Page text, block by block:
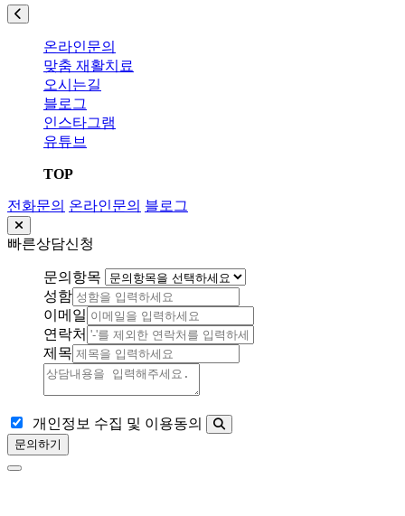
온라인문의
맞춤 재활치료
오시는길
블로그
인스타그램
유튜브
TOP
전화문의 온라인문의 블로그
빠른상담신청
문의항목
성함
이메일
연락처
제목
개인정보 수집 및 이용동의
문의하기